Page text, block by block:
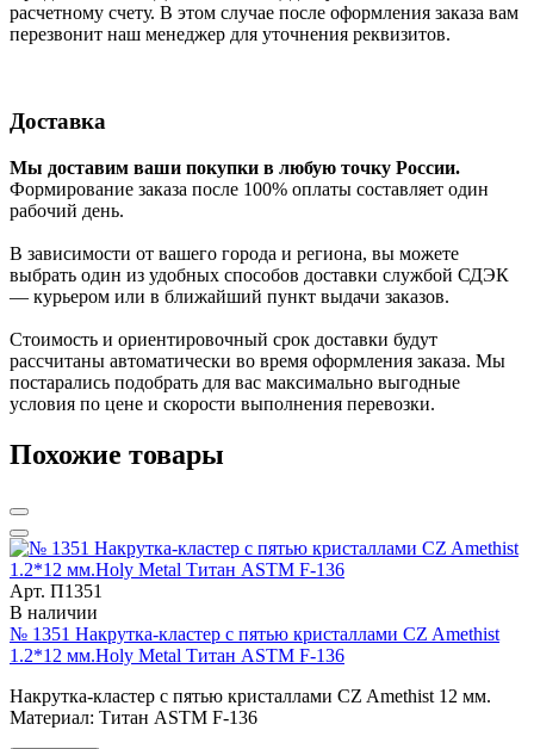
расчетному счету. В этом случае после оформления заказа вам
перезвонит наш менеджер для уточнения реквизитов.
Доставка
Мы доставим ваши покупки в любую точку России.
Формирование заказа после 100% оплаты составляет один
рабочий день.
В зависимости от вашего города и региона, вы можете
выбрать один из удобных способов доставки службой СДЭК
— курьером или в ближайший пункт выдачи заказов.
Стоимость и ориентировочный срок доставки будут
рассчитаны автоматически во время оформления заказа. Мы
постарались подобрать для вас максимально выгодные
условия по цене и скорости выполнения перевозки.
Похожие товары
Арт. П1351
В наличии
№ 1351 Накрутка-кластер с пятью кристаллами CZ Amethist
1.2*12 мм.Holy Metal Титан ASTM F-136
Накрутка-кластер с пятью кристаллами CZ Amethist 12 мм.
Материал: Титан ASTM F-136